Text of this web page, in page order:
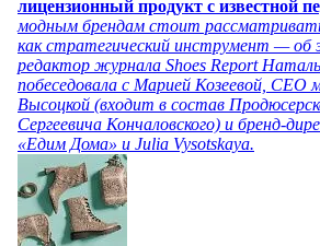
лицензионный продукт с известной
модным брендам стоит
как стратегический инструмент — об
редактор журнала Shoes Report
побеседовала с Марией Козеевой, СЕО
Высоцкой (входит в состав
Сергеевича Кончаловского) и бренд-
«Едим Дома» и Julia Vysotskaya.